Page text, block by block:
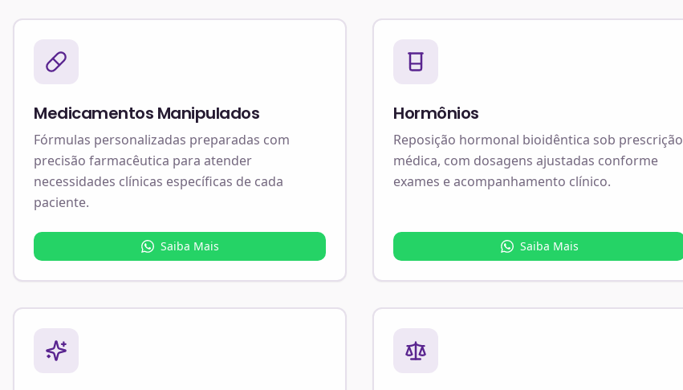
Medicamentos Manipulados
Fórmulas personalizadas preparadas com
precisão farmacêutica para atender
necessidades clínicas específicas de cada
paciente.
Saiba Mais
Hormônios
Reposição hormonal bioidêntica sob prescrição
médica, com dosagens ajustadas conforme
exames e acompanhamento clínico.
Saiba Mais